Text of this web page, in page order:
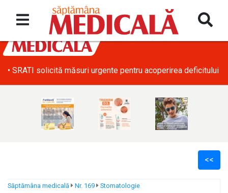
• SRATI solicită măsuri urgente pentru acoperirea deficitului
<<
Săptămâna medicală Nr. 169 Stomatologie